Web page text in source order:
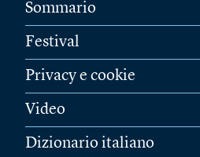
Sommario
Festival
Privacy e cookie
Video
Dizionario italiano